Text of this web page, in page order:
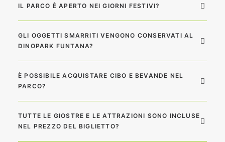
IL PARCO È APERTO NEI GIORNI FESTIVI?
GLI OGGETTI SMARRITI VENGONO CONSERVATI AL
DINOPARK FUNTANA?
È POSSIBILE ACQUISTARE CIBO E BEVANDE NEL
PARCO?
TUTTE LE GIOSTRE E LE ATTRAZIONI SONO INCLUSE
NEL PREZZO DEL BIGLIETTO?